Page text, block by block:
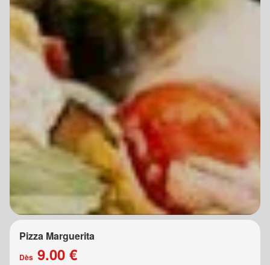
Pizza Marguerita
Dès 9.00 €